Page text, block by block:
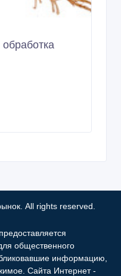
All rights reserved.
общественного
информацию,
Сайта Интернет -